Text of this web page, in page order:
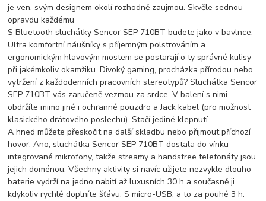
je ven, svým designem okolí rozhodně zaujmou. Skvěle sednou
opravdu každému
S Bluetooth sluchátky Sencor SEP 710BT budete jako v bavlnce.
Ultra komfortní náušníky s příjemným polstrováním a
ergonomickým hlavovým mostem se postarají o ty správné kulisy
při jakémkoliv okamžiku. Divoký gaming, procházka přírodou nebo
vytržení z každodenních pracovních stereotypů? Sluchátka Sencor
SEP 710BT vás zaručeně vezmou za srdce. V balení s nimi
obdržíte mimo jiné i ochranné pouzdro a Jack kabel (pro možnost
klasického drátového poslechu). Stačí jediné klepnutí...
A hned můžete přeskočit na další skladbu nebo přijmout příchozí
hovor. Ano, sluchátka Sencor SEP 710BT dostala do vínku
integrované mikrofony, takže streamy a handsfree telefonáty jsou
jejich doménou. Všechny aktivity si navíc užijete nezvykle dlouho –
baterie vydrží na jedno nabití až luxusních 30 h a současně ji
kdykoliv rychlé doplníte šťávu. S micro-USB, a to za pouhé 3 h.